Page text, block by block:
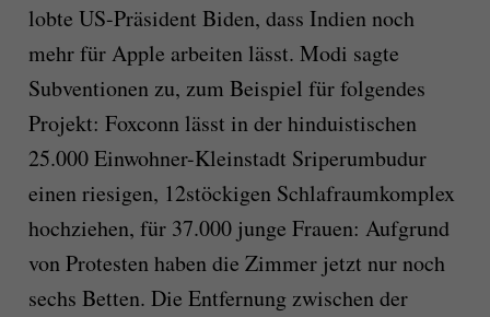
lobte US-Präsident Biden, dass Indien noch
mehr für Apple arbeiten lässt. Modi sagte
Subventionen zu, zum Beispiel für folgendes
Projekt: Foxconn lässt in der hinduistischen
25.000 Einwohner-Kleinstadt Sriperumbudur
einen riesigen, 12stöckigen Schlafraumkomplex
hochziehen, für 37.000 junge Frauen: Aufgrund
von Protesten haben die Zimmer jetzt nur noch
sechs Betten. Die Entfernung zwischen der